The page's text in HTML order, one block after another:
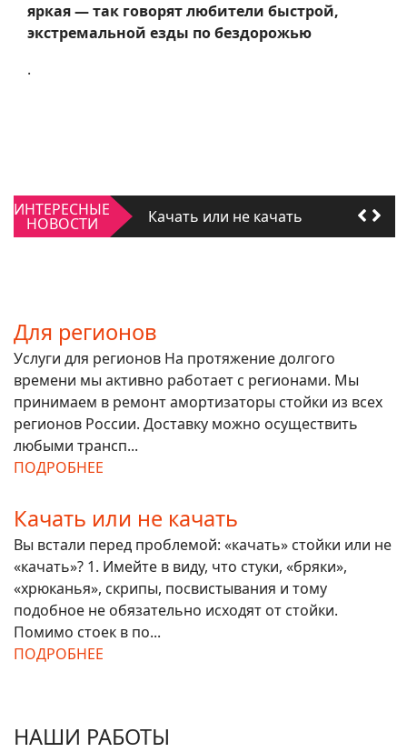
яркая — так говорят любители быстрой,
экстремальной езды по бездорожью
.
ИНТЕРЕСНЫЕ
НОВОСТИ Для регионов
Для регионов
Услуги для регионов На протяжение долгого
времени мы активно работает с регионами. Мы
принимаем в ремонт амортизаторы стойки из всех
регионов России. Доставку можно осуществить
любыми трансп...
ПОДРОБНЕЕ
Качать или не качать
Вы встали перед проблемой: «качать» стойки или не
«качать»? 1. Имейте в виду, что стуки, «бряки»,
«хрюканья», скрипы, посвистывания и тому
подобное не обязательно исходят от стойки.
Помимо стоек в по...
ПОДРОБНЕЕ
НАШИ РАБОТЫ